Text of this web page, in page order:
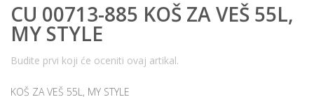
CU 00713-885 KOŠ ZA VEŠ 55L,
MY STYLE
Budite prvi koji će oceniti ovaj artikal.
KOŠ ZA VEŠ 55L, MY STYLE